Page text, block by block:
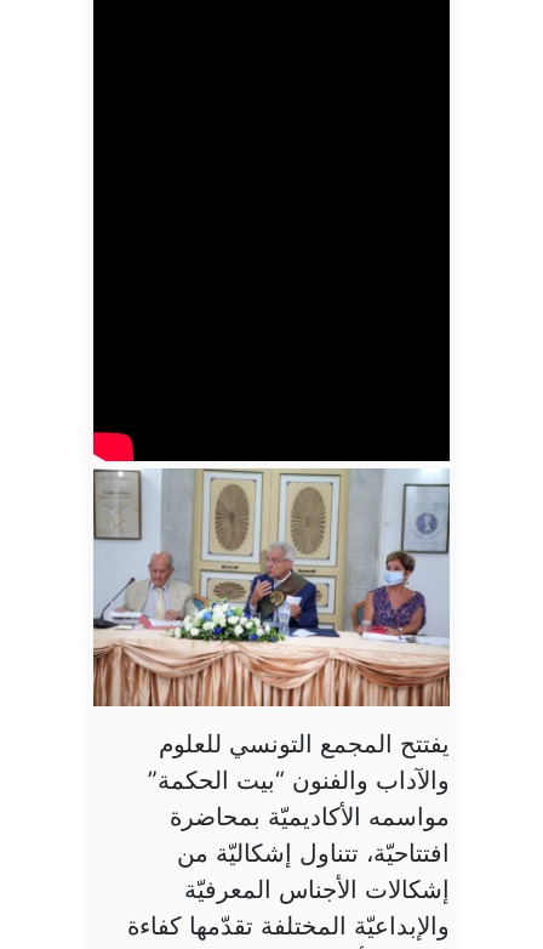
يفتتح المجمع التونسي للعلوم
والآداب والفنون “بيت الحكمة”
مواسمه الأكاديميّة بمحاضرة
افتتاحيّة، تتناول إشكاليّة من
إشكالات الأجناس المعرفيّة
والإبداعيّة المختلفة تقدّمها كفاءة